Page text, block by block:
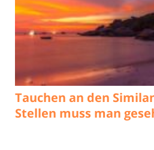
Tauchen an den
Stellen muss man